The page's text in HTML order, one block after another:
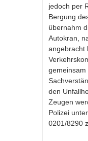
jedoch per
Bergung
übernahm
Autokran,
angebracht
gemeinsam
den
Zeugen
Polizei
0201/8290